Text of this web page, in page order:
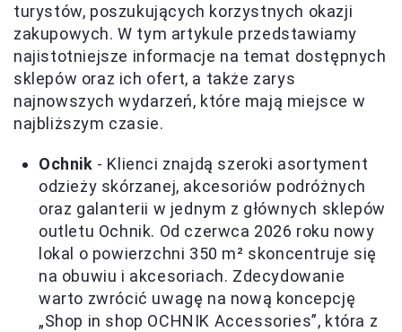
turystów, poszukujących korzystnych okazji
zakupowych. W tym artykule przedstawiamy
najistotniejsze informacje na temat dostępnych
sklepów oraz ich ofert, a także zarys
najnowszych wydarzeń, które mają miejsce w
najbliższym czasie.
Ochnik - Klienci znajdą szeroki asortyment
odzieży skórzanej, akcesoriów podróżnych
oraz galanterii w jednym z głównych sklepów
outletu Ochnik. Od czerwca 2026 roku nowy
lokal o powierzchni 350 m² skoncentruje się
na obuwiu i akcesoriach. Zdecydowanie
warto zwrócić uwagę na nową koncepcję
„Shop in shop OCHNIK Accessories”, która z